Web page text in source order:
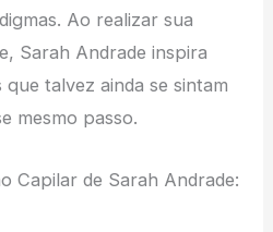
Ao realizar sua
Sarah Andrade inspira
que talvez ainda se sintam
mesmo passo.
Capilar de Sarah Andrade: